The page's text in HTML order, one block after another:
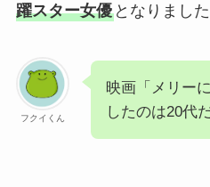
躍スター女優となりました
フクイくん
映画「メリー
したのは20代